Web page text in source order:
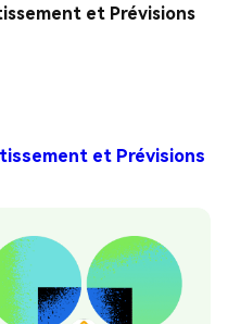
et Prévisions
et Prévisions